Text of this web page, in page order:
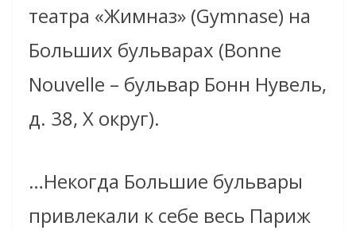
театра «Жимназ» (Gymnase) на
Больших бульварах (Bonne
Nouvelle – бульвар Бонн Нувель,
д. 38, Х округ).
…Некогда Большие бульвары
привлекали к себе весь Париж